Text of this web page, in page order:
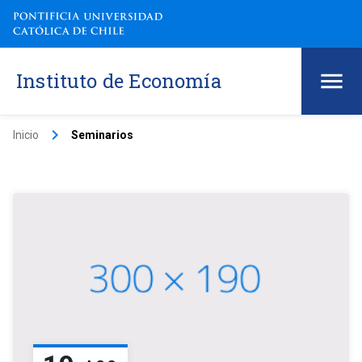
Instituto de Economía
Inicio keyboard_arrow_right Seminarios